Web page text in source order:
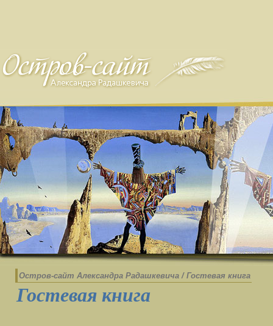
Остров-cайт Александра Радашкевича / Гостевая книга
Гостевая книга